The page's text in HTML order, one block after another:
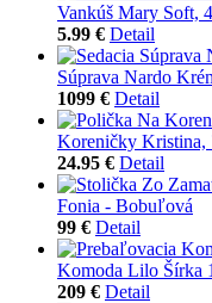
Vankúš Mary Soft,
5.99 € Detail
Súprava Nardo
1099 € Detail
Koreničky Kristina,
24.95 € Detail
Fonia - Bobuľová
99 € Detail
Komoda Lilo Šírka
209 € Detail